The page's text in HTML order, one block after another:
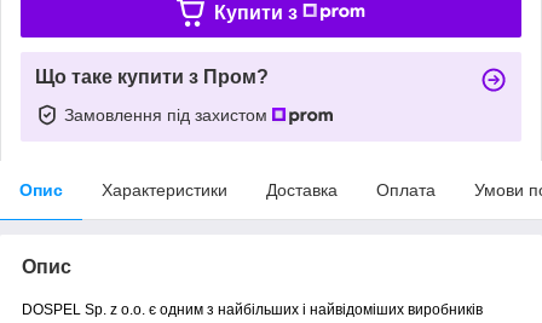
Купити з
Що таке купити з Пром?
Замовлення під захистом
Опис Характеристики Доставка Оплата Умови
Опис
DOSPEL Sp. z o.o. є одним з найбільших і найвідоміших виробників